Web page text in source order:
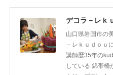
デコラ－レｋ
山口県岩国市の
－レｋｕｄｏｕ
講師歴35年の
している 錦帯